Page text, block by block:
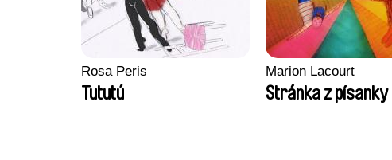
Rosa Peris
Tututú
Marion Lacourt
Stránka z písanky